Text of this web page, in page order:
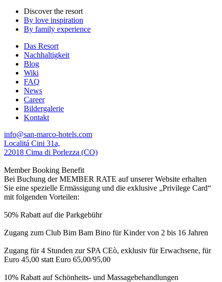
Discover the resort
By love inspiration
By family experience
Das Resort
Nachhaltigkeit
Blog
Wiki
FAQ
News
Career
Bildergalerie
Kontakt
info@san-marco-hotels.com
Localitá Cini 31a,
22018 Cima di Porlezza (CO)
Member Booking Benefit
Bei Buchung der MEMBER RATE auf unserer Website erhalten
Sie eine spezielle Ermässigung und die exklusive „Privilege Card“
mit folgenden Vorteilen:
50% Rabatt auf die Parkgebühr
Zugang zum Club Bim Bam Bino für Kinder von 2 bis 16 Jahren
Zugang für 4 Stunden zur SPA CEò, exklusiv für Erwachsene, für
Euro 45,00 statt Euro 65,00/95,00
10% Rabatt auf Schönheits- und Massagebehandlungen